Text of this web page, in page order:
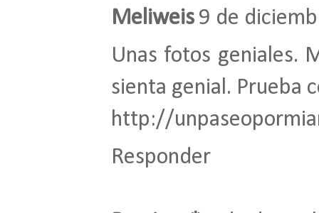
Meliweis 9 de
Unas fotos geniales.
sienta genial. Prueba
http://
Responder